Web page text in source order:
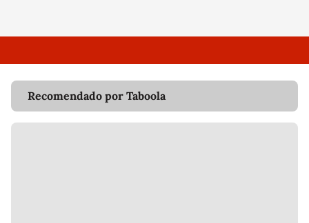
Recomendado por Taboola